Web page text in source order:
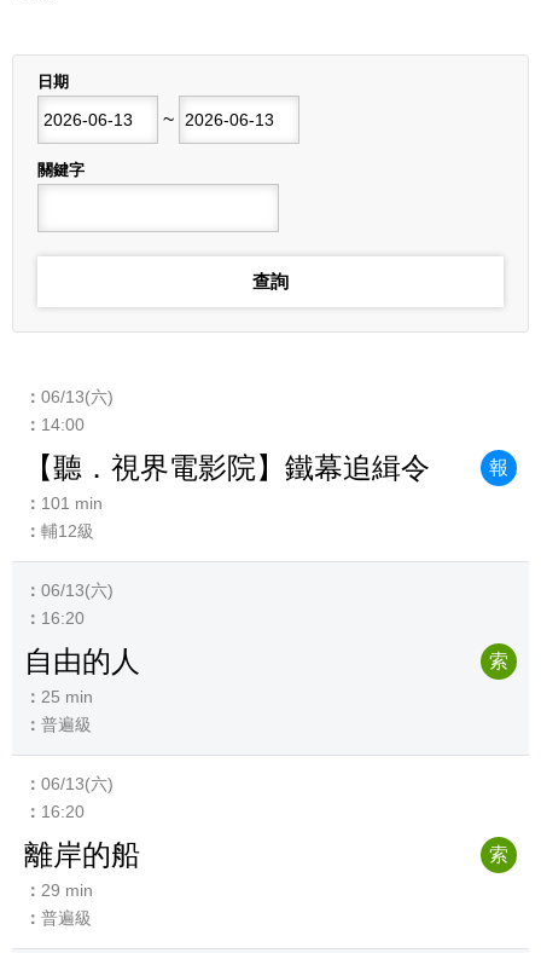
日期
~
結束日期
關鍵字
06/13(六)
14:00
【聽．視界電影院】鐵幕追緝令 報
101 min
輔12級
06/13(六)
16:20
自由的人 索
25 min
普遍級
06/13(六)
16:20
離岸的船 索
29 min
普遍級